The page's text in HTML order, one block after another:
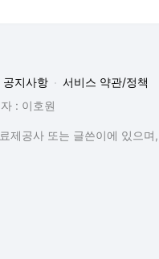
공지사항
서비스 약관/정책
: 이호원
제공사 또는 글쓴이에 있으